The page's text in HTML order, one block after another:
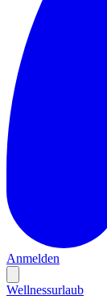
Anmelden
Wellnessurlaub